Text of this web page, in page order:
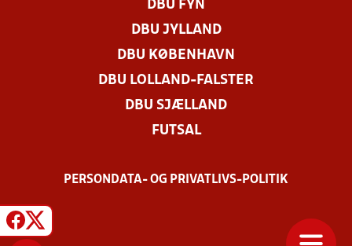
DBU FYN
DBU JYLLAND
DBU KØBENHAVN
DBU LOLLAND-FALSTER
DBU SJÆLLAND
FUTSAL
PERSONDATA- OG PRIVATLIVS-POLITIK